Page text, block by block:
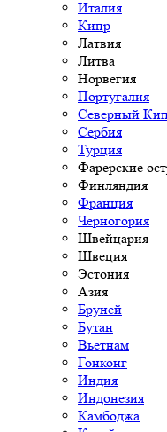
Италия
Кипр
Латвия
Литва
Норвегия
Португалия
Северный
Сербия
Турция
Фарерские
Финляндия
Франция
Черногория
Швейцария
Швеция
Эстония
Азия
Бруней
Бутан
Вьетнам
Гонконг
Индия
Индонезия
Камбоджа